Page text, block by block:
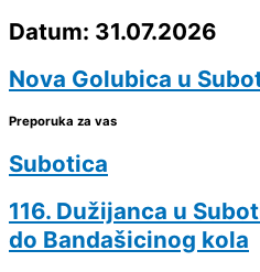
Datum: 31.07.2026
Nova Golubica u
Preporuka za vas
Subotica
116. Dužijanca u
do Bandašicinog kola